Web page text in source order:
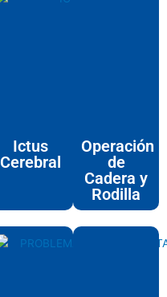
Ictus
Cerebral
Operación
de
Cadera y
Rodilla